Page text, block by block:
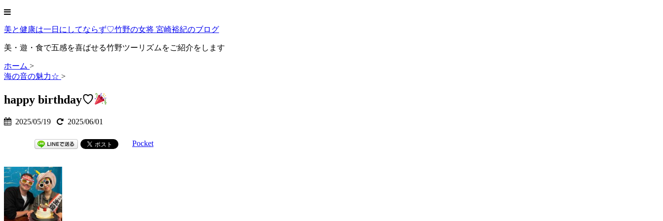
美と健康は一日にしてならず♡竹野の女将 宮崎裕紀のブログ
美・遊・食で五感を喜ばせる竹野ツーリズムをご紹介をします
ホーム >
海の音の魅力☆ >
happy birthday♡
2025/05/19 2025/06/01
Pocket